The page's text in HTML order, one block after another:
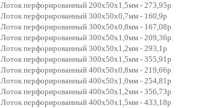
Лоток перфорированный 200х50х1,5мм - 273,95р
Лоток перфорированный 300х50х0,7мм - 160,9р
Лоток перфорированный 300х50х0,8мм - 167,08р
Лоток перфорированный 300х50х1,0мм - 209,36р
Лоток перфорированный 300х50х1,2мм - 293,1р
Лоток перфорированный 300х50х1,5мм - 355,91р
Лоток перфорированный 400х50х0,8мм - 219,66р
Лоток перфорированный 400х50х1,0мм - 254,81р
Лоток перфорированный 400х50х1,2мм - 356,73р
Лоток перфорированный 400х50х1,5мм - 433,18р